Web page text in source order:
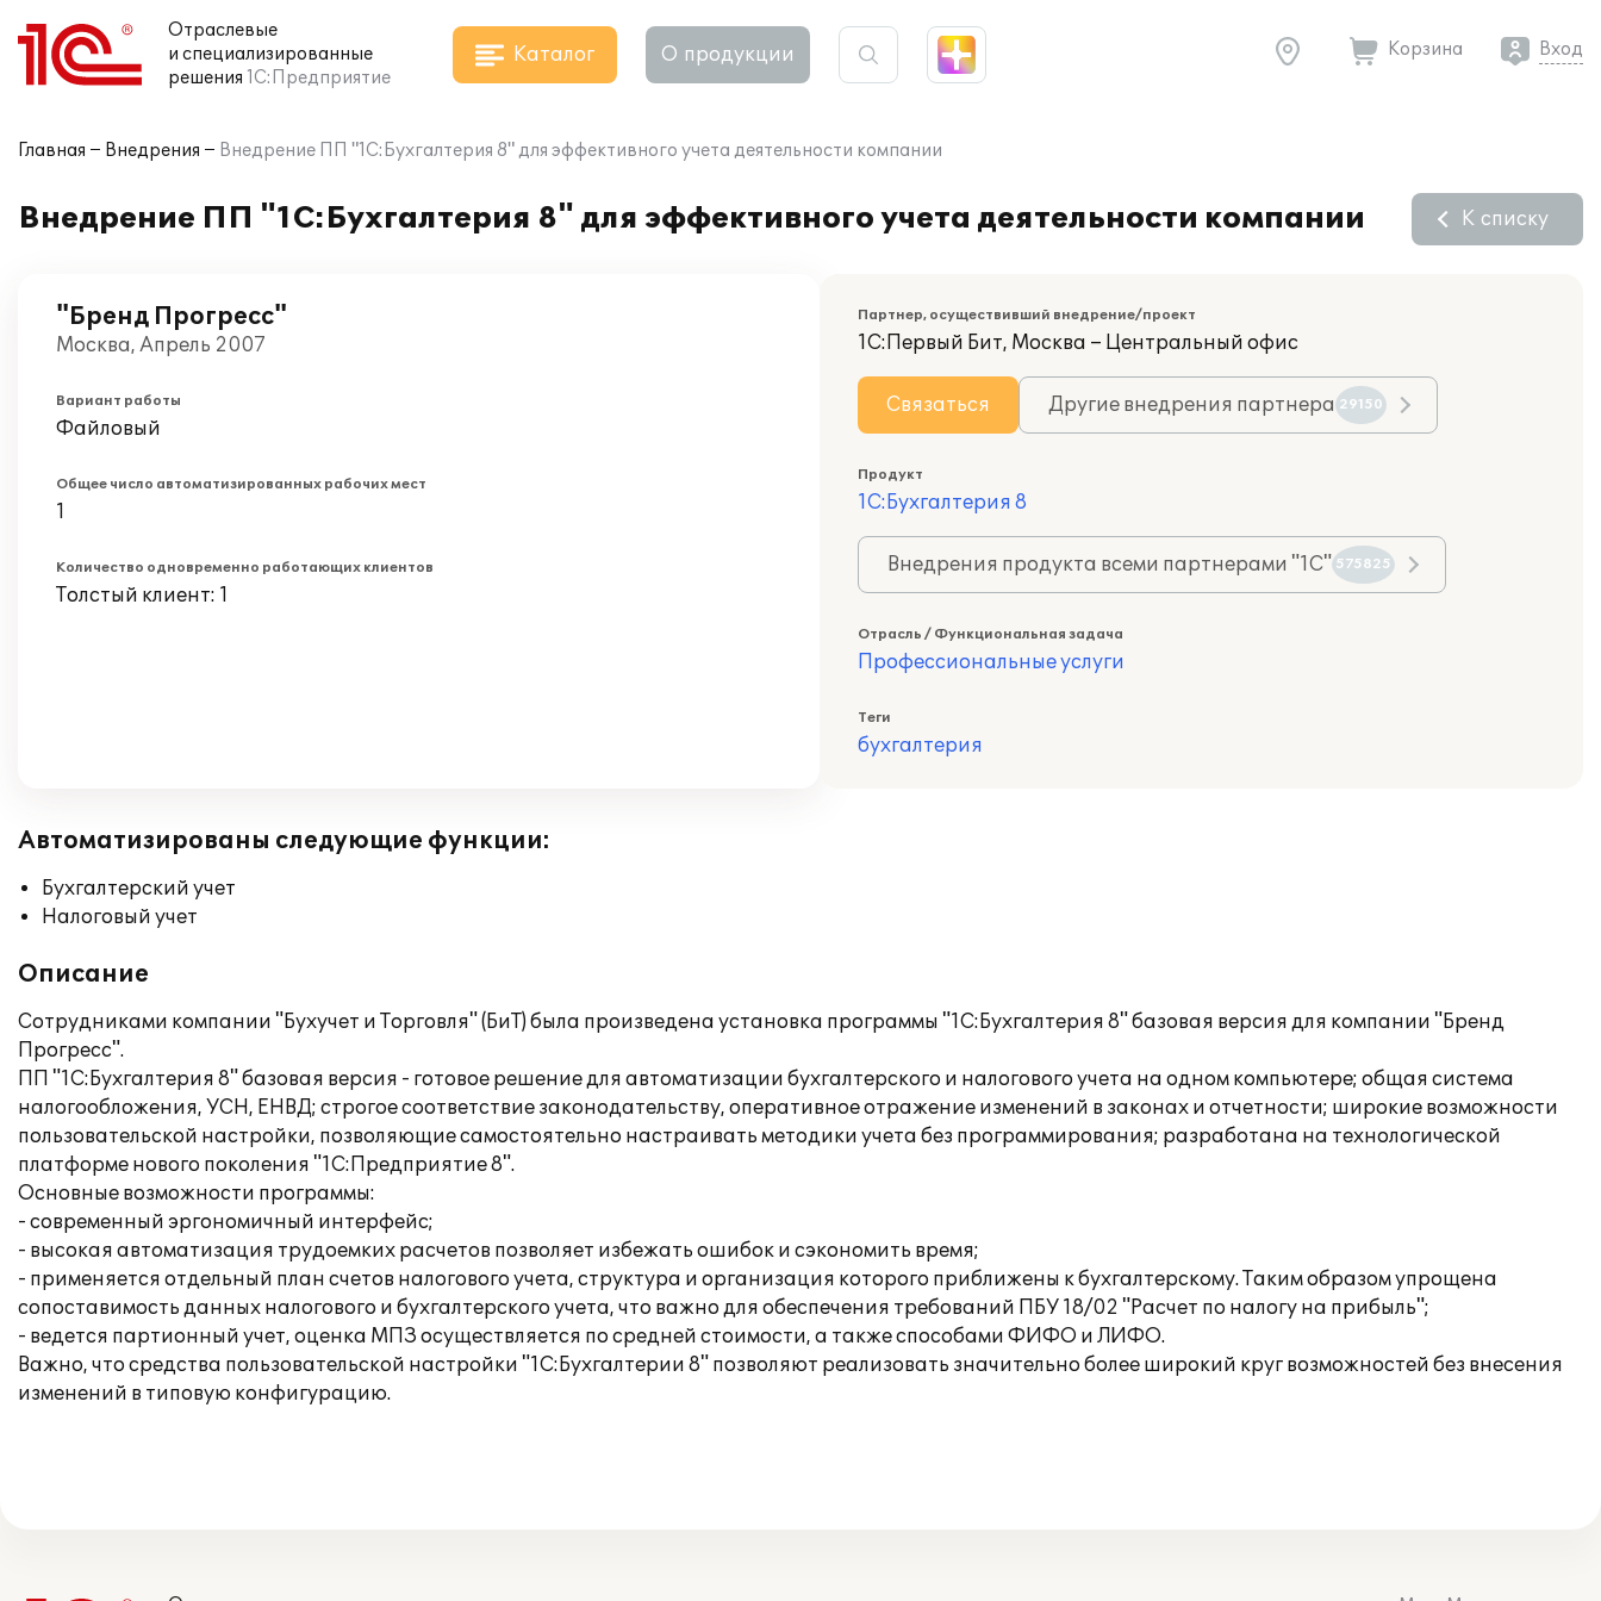
Отраслевые
и специализированные
решения 1С:Предприятие
Каталог О продукции Корзина Вход
Главная Внедрения Внедрение ПП "1С:Бухгалтерия 8" для эффективного учета деятельности компании
Внедрение ПП "1С:Бухгалтерия 8" для эффективного учета деятельности компании К списку
"Бренд Прогресс"
Москва, Апрель 2007
Вариант работы
Файловый
Общее число автоматизированных рабочих мест
1
Количество одновременно работающих клиентов
Толстый клиент: 1
Партнер, осуществивший внедрение/проект
1С:Первый Бит, Москва – Центральный офис
Связаться Другие внедрения партнера 29150
Продукт
1С:Бухгалтерия 8
Внедрения продукта всеми партнерами "1С" 575825
Отрасль / Функциональная задача
Профессиональные услуги
Теги
бухгалтерия
Автоматизированы следующие функции:
Бухгалтерский учет
Налоговый учет
Описание
Сотрудниками компании "Бухучет и Торговля" (БиТ) была произведена установка программы "1С:Бухгалтерия 8" базовая версия для компании "Бренд
Прогресс".
ПП "1С:Бухгалтерия 8" базовая версия - готовое решение для автоматизации бухгалтерского и налогового учета на одном компьютере; общая система
налогообложения, УСН, ЕНВД; строгое соответствие законодательству, оперативное отражение изменений в законах и отчетности; широкие возможности
пользовательской настройки, позволяющие самостоятельно настраивать методики учета без программирования; разработана на технологической
платформе нового поколения "1С:Предприятие 8".
Основные возможности программы:
- современный эргономичный интерфейс;
- высокая автоматизация трудоемких расчетов позволяет избежать ошибок и сэкономить время;
- применяется отдельный план счетов налогового учета, структура и организация которого приближены к бухгалтерскому. Таким образом упрощена
сопоставимость данных налогового и бухгалтерского учета, что важно для обеспечения требований ПБУ 18/02 "Расчет по налогу на прибыль";
- ведется партионный учет, оценка МПЗ осуществляется по средней стоимости, а также способами ФИФО и ЛИФО.
Важно, что средства пользовательской настройки "1С:Бухгалтерии 8" позволяют реализовать значительно более широкий круг возможностей без внесения
изменений в типовую конфигурацию.